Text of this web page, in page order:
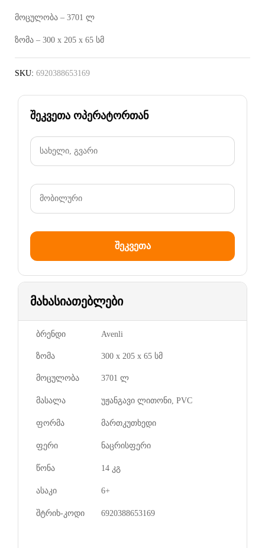
მოცულობა – 3701 ლ
ზომა – 300 x 205 x 65 სმ
SKU: 6920388653169
შეკვეთა ოპერატორთან
მახასიათებლები
ბრენდი Avenli
ზომა 300 x 205 x 65 სმ
მოცულობა 3701 ლ
მასალა უჟანგავი ლითონი, PVC
ფორმა მართკუთხედი
ფერი ნაცრისფერი
წონა 14 კგ
ასაკი 6+
შტრიხ-კოდი 6920388653169